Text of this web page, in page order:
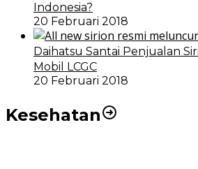
Indonesia?
20 Februari 2018
Daihatsu Santai Penjualan
Mobil LCGC
20 Februari 2018
Kesehatan